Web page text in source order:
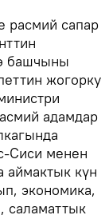
расмий сапар
башчыны
жогорку
адамдар
Сиси менен
аймактык күн
экономика,
саламаттык